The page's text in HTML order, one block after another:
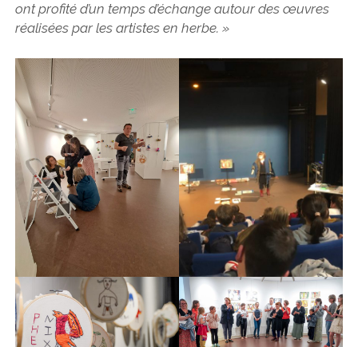
ont profité d’un temps d’échange autour des œuvres
réalisées par les artistes en herbe. »